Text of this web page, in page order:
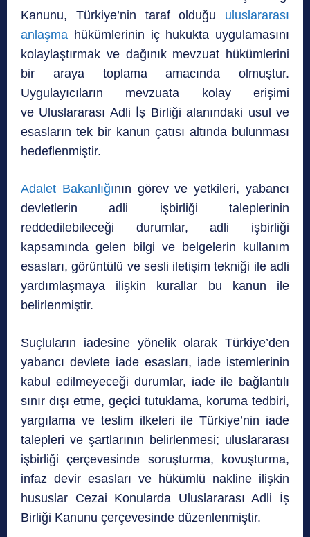
Kanunu, Türkiye’nin taraf olduğu uluslararası
anlaşma hükümlerinin iç hukukta uygulamasını
kolaylaştırmak ve dağınık mevzuat hükümlerini
bir araya toplama amacında olmuştur.
Uygulayıcıların mevzuata kolay erişimi
ve Uluslararası Adli İş Birliği alanındaki usul ve
esasların tek bir kanun çatısı altında bulunması
hedeflenmiştir.
Adalet Bakanlığının görev ve yetkileri, yabancı
devletlerin adli işbirliği taleplerinin
reddedilebileceği durumlar, adli işbirliği
kapsamında gelen bilgi ve belgelerin kullanım
esasları, görüntülü ve sesli iletişim tekniği ile adli
yardımlaşmaya ilişkin kurallar bu kanun ile
belirlenmiştir.
Suçluların iadesine yönelik olarak Türkiye’den
yabancı devlete iade esasları, iade istemlerinin
kabul edilmeyeceği durumlar, iade ile bağlantılı
sınır dışı etme, geçici tutuklama, koruma tedbiri,
yargılama ve teslim ilkeleri ile Türkiye’nin iade
talepleri ve şartlarının belirlenmesi; uluslararası
işbirliği çerçevesinde soruşturma, kovuşturma,
infaz devir esasları ve hükümlü nakline ilişkin
hususlar Cezai Konularda Uluslararası Adli İş
Birliği Kanunu çerçevesinde düzenlenmiştir.